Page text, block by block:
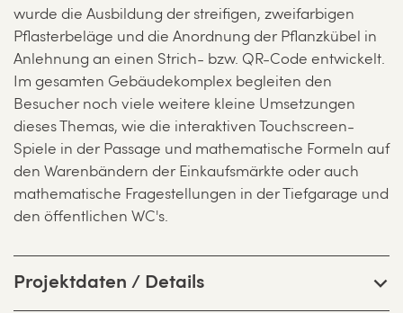
wurde die Ausbildung der streifigen, zweifarbigen
Pflasterbeläge und die Anordnung der Pflanzkübel in
Anlehnung an einen Strich- bzw. QR-Code entwickelt.
Im gesamten Gebäudekomplex begleiten den
Besucher noch viele weitere kleine Umsetzungen
dieses Themas, wie die interaktiven Touchscreen-
Spiele in der Passage und mathematische Formeln auf
den Warenbändern der Einkaufsmärkte oder auch
mathematische Fragestellungen in der Tiefgarage und
den öffentlichen WC's.
Projektdaten / Details